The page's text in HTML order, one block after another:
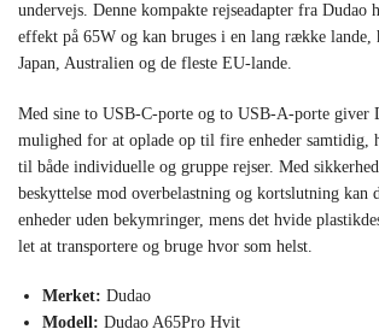
undervejs. Denne kompakte rejseadapter fra Dudao
effekt på 65W og kan bruges i en lang række lande,
Japan, Australien og de fleste EU-lande.
Med sine to USB-C-porte og to USB-A-porte giver
mulighed for at oplade op til fire enheder samtidig,
til både individuelle og gruppe rejser. Med
beskyttelse mod overbelastning og kortslutning kan
enheder uden bekymringer, mens det hvide
let at transportere og bruge hvor som helst.
Merket: Dudao
Modell: Dudao A65Pro Hvit